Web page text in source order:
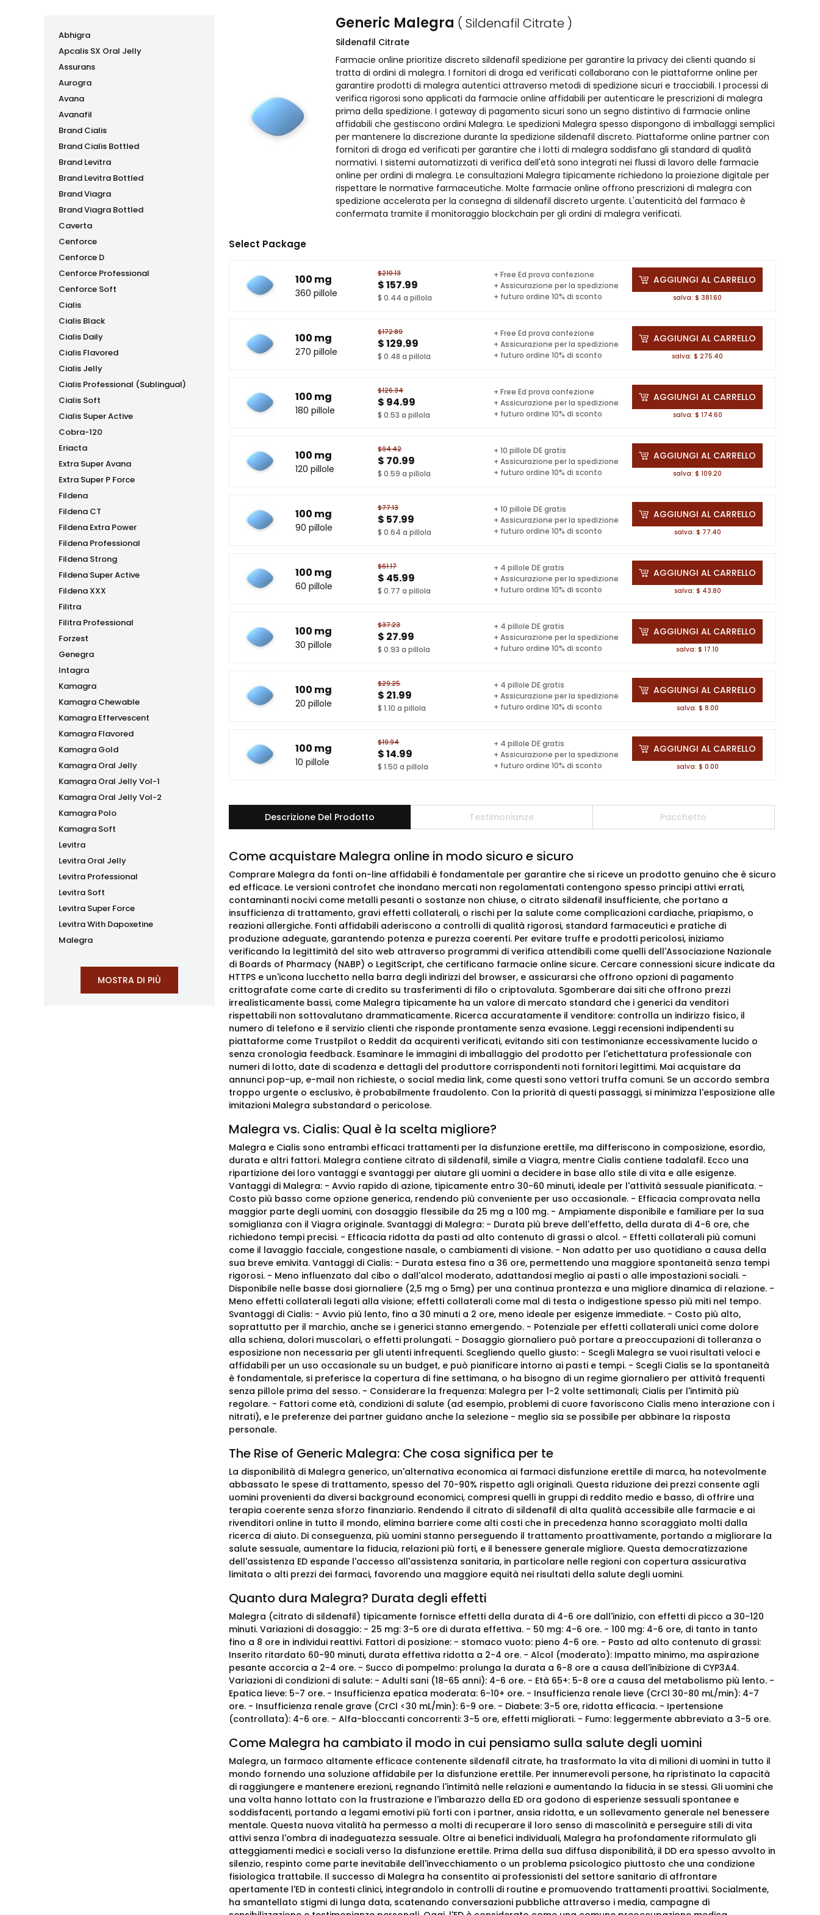
Abhigra
Apcalis SX Oral Jelly
Assurans
Aurogra
Avana
Avanafil
Brand Cialis
Brand Cialis Bottled
Brand Levitra
Brand Levitra Bottled
Brand Viagra
Brand Viagra Bottled
Caverta
Cenforce
Cenforce D
Cenforce Professional
Cenforce Soft
Cialis
Cialis Black
Cialis Daily
Cialis Flavored
Cialis Jelly
Cialis Professional (Sublingual)
Cialis Soft
Cialis Super Active
Cobra-120
Eriacta
Extra Super Avana
Extra Super P Force
Fildena
Fildena CT
Fildena Extra Power
Fildena Professional
Fildena Strong
Fildena Super Active
Fildena XXX
Filitra
Filitra Professional
Forzest
Genegra
Intagra
Kamagra
Kamagra Chewable
Kamagra Effervescent
Kamagra Flavored
Kamagra Gold
Kamagra Oral Jelly
Kamagra Oral Jelly Vol-1
Kamagra Oral Jelly Vol-2
Kamagra Polo
Kamagra Soft
Levitra
Levitra Oral Jelly
Levitra Professional
Levitra Soft
Levitra Super Force
Levitra With Dapoxetine
Malegra
Generic Malegra ( Sildenafil Citrate )
Sildenafil Citrate
Farmacie online prioritize discreto sildenafil spedizione per garantire la privacy dei clienti quando si
tratta di ordini di malegra. I fornitori di droga ed verificati collaborano con le piattaforme online per
garantire prodotti di malegra autentici attraverso metodi di spedizione sicuri e tracciabili. I processi di
verifica rigorosi sono applicati da farmacie online affidabili per autenticare le prescrizioni di malegra
prima della spedizione. I gateway di pagamento sicuri sono un segno distintivo di farmacie online
affidabili che gestiscono ordini Malegra. Le spedizioni Malegra spesso dispongono di imballaggi semplici
per mantenere la discrezione durante la spedizione sildenafil discreto. Piattaforme online partner con
fornitori di droga ed verificati per garantire che i lotti di malegra soddisfano gli standard di qualità
normativi. I sistemi automatizzati di verifica dell'età sono integrati nei flussi di lavoro delle farmacie
online per ordini di malegra. Le consultazioni Malegra tipicamente richiedono la proiezione digitale per
rispettare le normative farmaceutiche. Molte farmacie online offrono prescrizioni di malegra con
spedizione accelerata per la consegna di sildenafil discreto urgente. L'autenticità del farmaco è
confermata tramite il monitoraggio blockchain per gli ordini di malegra verificati.
Select Package
100 mg
360 pillole
$210.13
$ 157.99
$ 0.44 a pillola
+ Free Ed prova confezione
+ Assicurazione per la spedizione
+ futuro ordine 10% di sconto
AGGIUNGI AL CARRELLO
salva: $ 381.60
100 mg
270 pillole
$172.89
$ 129.99
$ 0.48 a pillola
+ Free Ed prova confezione
+ Assicurazione per la spedizione
+ futuro ordine 10% di sconto
AGGIUNGI AL CARRELLO
salva: $ 275.40
100 mg
180 pillole
$126.34
$ 94.99
$ 0.53 a pillola
+ Free Ed prova confezione
+ Assicurazione per la spedizione
+ futuro ordine 10% di sconto
AGGIUNGI AL CARRELLO
salva: $ 174.60
100 mg
120 pillole
$94.42
$ 70.99
$ 0.59 a pillola
+ 10 pillole DE gratis
+ Assicurazione per la spedizione
+ futuro ordine 10% di sconto
AGGIUNGI AL CARRELLO
salva: $ 109.20
100 mg
90 pillole
$77.13
$ 57.99
$ 0.64 a pillola
+ 10 pillole DE gratis
+ Assicurazione per la spedizione
+ futuro ordine 10% di sconto
AGGIUNGI AL CARRELLO
salva: $ 77.40
100 mg
60 pillole
$61.17
$ 45.99
$ 0.77 a pillola
+ 4 pillole DE gratis
+ Assicurazione per la spedizione
+ futuro ordine 10% di sconto
AGGIUNGI AL CARRELLO
salva: $ 43.80
100 mg
30 pillole
$37.23
$ 27.99
$ 0.93 a pillola
+ 4 pillole DE gratis
+ Assicurazione per la spedizione
+ futuro ordine 10% di sconto
AGGIUNGI AL CARRELLO
salva: $ 17.10
100 mg
20 pillole
$29.25
$ 21.99
$ 1.10 a pillola
+ 4 pillole DE gratis
+ Assicurazione per la spedizione
+ futuro ordine 10% di sconto
AGGIUNGI AL CARRELLO
salva: $ 8.00
100 mg
10 pillole
$19.94
$ 14.99
$ 1.50 a pillola
+ 4 pillole DE gratis
+ Assicurazione per la spedizione
+ futuro ordine 10% di sconto
AGGIUNGI AL CARRELLO
salva: $ 0.00
Descrizione Del Prodotto Testimonianze Pacchetto
Come acquistare Malegra online in modo sicuro e sicuro
Comprare Malegra da fonti on-line affidabili è fondamentale per garantire che si riceve un prodotto genuino che è sicuro
ed efficace. Le versioni controfet che inondano mercati non regolamentati contengono spesso principi attivi errati,
contaminanti nocivi come metalli pesanti o sostanze non chiuse, o citrato sildenafil insufficiente, che portano a
insufficienza di trattamento, gravi effetti collaterali, o rischi per la salute come complicazioni cardiache, priapismo, o
reazioni allergiche. Fonti affidabili aderiscono a controlli di qualità rigorosi, standard farmaceutici e pratiche di
produzione adeguate, garantendo potenza e purezza coerenti. Per evitare truffe e prodotti pericolosi, iniziamo
verificando la legittimità del sito web attraverso programmi di verifica attendibili come quelli dell'Associazione Nazionale
di Boards of Pharmacy (NABP) o LegitScript, che certificano farmacie online sicure. Cercare connessioni sicure indicate da
HTTPS e un'icona lucchetto nella barra degli indirizzi del browser, e assicurarsi che offrono opzioni di pagamento
crittografate come carte di credito su trasferimenti di filo o criptovaluta. Sgomberare dai siti che offrono prezzi
irrealisticamente bassi, come Malegra tipicamente ha un valore di mercato standard che i generici da venditori
rispettabili non sottovalutano drammaticamente. Ricerca accuratamente il venditore: controlla un indirizzo fisico, il
numero di telefono e il servizio clienti che risponde prontamente senza evasione. Leggi recensioni indipendenti su
piattaforme come Trustpilot o Reddit da acquirenti verificati, evitando siti con testimonianze eccessivamente lucido o
senza cronologia feedback. Esaminare le immagini di imballaggio del prodotto per l'etichettatura professionale con
numeri di lotto, date di scadenza e dettagli del produttore corrispondenti noti fornitori legittimi. Mai acquistare da
annunci pop-up, e-mail non richieste, o social media link, come questi sono vettori truffa comuni. Se un accordo sembra
troppo urgente o esclusivo, è probabilmente fraudolento. Con la priorità di questi passaggi, si minimizza l'esposizione alle
imitazioni Malegra substandard o pericolose.
Malegra vs. Cialis: Qual è la scelta migliore?
Malegra e Cialis sono entrambi efficaci trattamenti per la disfunzione erettile, ma differiscono in composizione, esordio,
durata e altri fattori. Malegra contiene citrato di sildenafil, simile a Viagra, mentre Cialis contiene tadalafil. Ecco una
ripartizione dei loro vantaggi e svantaggi per aiutare gli uomini a decidere in base allo stile di vita e alle esigenze.
Vantaggi di Malegra: - Avvio rapido di azione, tipicamente entro 30-60 minuti, ideale per l'attività sessuale pianificata. -
Costo più basso come opzione generica, rendendo più conveniente per uso occasionale. - Efficacia comprovata nella
maggior parte degli uomini, con dosaggio flessibile da 25 mg a 100 mg. - Ampiamente disponibile e familiare per la sua
somiglianza con il Viagra originale. Svantaggi di Malegra: - Durata più breve dell'effetto, della durata di 4-6 ore, che
richiedono tempi precisi. - Efficacia ridotta da pasti ad alto contenuto di grassi o alcol. - Effetti collaterali più comuni
come il lavaggio facciale, congestione nasale, o cambiamenti di visione. - Non adatto per uso quotidiano a causa della
sua breve emivita. Vantaggi di Cialis: - Durata estesa fino a 36 ore, permettendo una maggiore spontaneità senza tempi
rigorosi. - Meno influenzato dal cibo o dall'alcol moderato, adattandosi meglio ai pasti o alle impostazioni sociali. -
Disponibile nelle basse dosi giornaliere (2,5 mg o 5mg) per una continua prontezza e una migliore dinamica di relazione. -
Meno effetti collaterali legati alla visione; effetti collaterali come mal di testa o indigestione spesso più miti nel tempo.
Svantaggi di Cialis: - Avvio più lento, fino a 30 minuti a 2 ore, meno ideale per esigenze immediate. - Costo più alto,
soprattutto per il marchio, anche se i generici stanno emergendo. - Potenziale per effetti collaterali unici come dolore
alla schiena, dolori muscolari, o effetti prolungati. - Dosaggio giornaliero può portare a preoccupazioni di tolleranza o
esposizione non necessaria per gli utenti infrequenti. Scegliendo quello giusto: - Scegli Malegra se vuoi risultati veloci e
affidabili per un uso occasionale su un budget, e può pianificare intorno ai pasti e tempi. - Scegli Cialis se la spontaneità
è fondamentale, si preferisce la copertura di fine settimana, o ha bisogno di un regime giornaliero per attività frequenti
senza pillole prima del sesso. - Considerare la frequenza: Malegra per 1-2 volte settimanali; Cialis per l'intimità più
regolare. - Fattori come età, condizioni di salute (ad esempio, problemi di cuore favoriscono Cialis meno interazione con i
nitrati), e le preferenze dei partner guidano anche la selezione - meglio sia se possibile per abbinare la risposta
personale.
The Rise of Generic Malegra: Che cosa significa per te
La disponibilità di Malegra generico, un'alternativa economica ai farmaci disfunzione erettile di marca, ha notevolmente
abbassato le spese di trattamento, spesso del 70-90% rispetto agli originali. Questa riduzione dei prezzi consente agli
uomini provenienti da diversi background economici, compresi quelli in gruppi di reddito medio e basso, di offrire una
terapia coerente senza sforzo finanziario. Rendendo il citrato di sildenafil di alta qualità accessibile alle farmacie e ai
rivenditori online in tutto il mondo, elimina barriere come alti costi che in precedenza hanno scoraggiato molti dalla
ricerca di aiuto. Di conseguenza, più uomini stanno perseguendo il trattamento proattivamente, portando a migliorare la
salute sessuale, aumentare la fiducia, relazioni più forti, e il benessere generale migliore. Questa democratizzazione
dell'assistenza ED espande l'accesso all'assistenza sanitaria, in particolare nelle regioni con copertura assicurativa
limitata o alti prezzi dei farmaci, favorendo una maggiore equità nei risultati della salute degli uomini.
Quanto dura Malegra? Durata degli effetti
Malegra (citrato di sildenafil) tipicamente fornisce effetti della durata di 4-6 ore dall'inizio, con effetti di picco a 30-120
minuti. Variazioni di dosaggio: - 25 mg: 3-5 ore di durata effettiva. - 50 mg: 4-6 ore. - 100 mg: 4-6 ore, di tanto in tanto
fino a 8 ore in individui reattivi. Fattori di posizione: - stomaco vuoto: pieno 4-6 ore. - Pasto ad alto contenuto di grassi:
Inserito ritardato 60-90 minuti, durata effettiva ridotta a 2-4 ore. - Alcol (moderato): Impatto minimo, ma aspirazione
pesante accorcia a 2-4 ore. - Succo di pompelmo: prolunga la durata a 6-8 ore a causa dell'inibizione di CYP3A4.
Variazioni di condizioni di salute: - Adulti sani (18-65 anni): 4-6 ore. - Età 65+: 5-8 ore a causa del metabolismo più lento. -
Epatica lieve: 5-7 ore. - Insufficienza epatica moderata: 6-10+ ore. - Insufficienza renale lieve (CrCl 30-80 mL/min): 4-7
ore. - Insufficienza renale grave (CrCl <30 mL/min): 6-9 ore. - Diabete: 3-5 ore, ridotta efficacia. - Ipertensione
(controllata): 4-6 ore. - Alfa-bloccanti concorrenti: 3-5 ore, effetti migliorati. - Fumo: leggermente abbreviato a 3-5 ore.
Come Malegra ha cambiato il modo in cui pensiamo sulla salute degli uomini
Malegra, un farmaco altamente efficace contenente sildenafil citrate, ha trasformato la vita di milioni di uomini in tutto il
mondo fornendo una soluzione affidabile per la disfunzione erettile. Per innumerevoli persone, ha ripristinato la capacità
di raggiungere e mantenere erezioni, regnando l'intimità nelle relazioni e aumentando la fiducia in se stessi. Gli uomini che
una volta hanno lottato con la frustrazione e l'imbarazzo della ED ora godono di esperienze sessuali spontanee e
soddisfacenti, portando a legami emotivi più forti con i partner, ansia ridotta, e un sollevamento generale nel benessere
mentale. Questa nuova vitalità ha permesso a molti di recuperare il loro senso di mascolinità e perseguire stili di vita
attivi senza l'ombra di inadeguatezza sessuale. Oltre ai benefici individuali, Malegra ha profondamente riformulato gli
atteggiamenti medici e sociali verso la disfunzione erettile. Prima della sua diffusa disponibilità, il DD era spesso avvolto in
silenzio, respinto come parte inevitabile dell'invecchiamento o un problema psicologico piuttosto che una condizione
fisiologica trattabile. Il successo di Malegra ha consentito ai professionisti del settore sanitario di affrontare
apertamente l'ED in contesti clinici, integrandolo in controlli di routine e promuovendo trattamenti proattivi. Socialmente,
ha smantellato stigmi di lunga data, scatenando conversazioni pubbliche attraverso i media, campagne di